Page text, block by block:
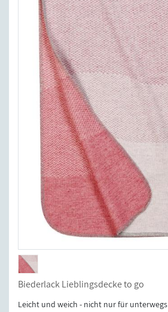
Biederlack Lieblingsdecke to go
Leicht und weich - nicht nur für unterwegs